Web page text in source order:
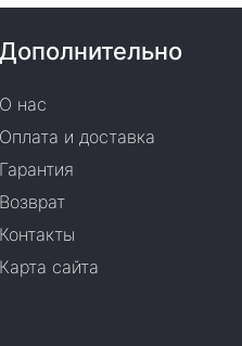
Дополнительно
О нас
Оплата и доставка
Гарантия
Возврат
Контакты
Карта сайта